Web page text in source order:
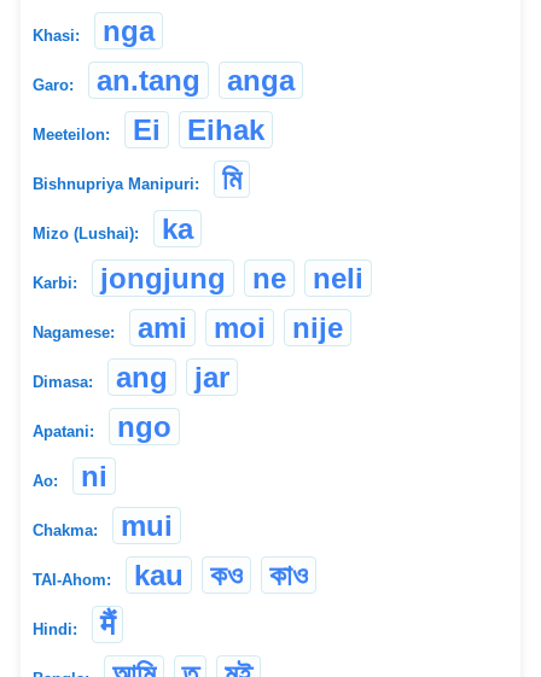
Khasi: nga
Garo: an.tang anga
Meeteilon: Ei Eihak
Bishnupriya Manipuri: মি
Mizo (Lushai): ka
Karbi: jongjung ne neli
Nagamese: ami moi nije
Dimasa: ang jar
Apatani: ngo
Ao: ni
Chakma: mui
TAI-Ahom: kau কও কাও
Hindi: मैं